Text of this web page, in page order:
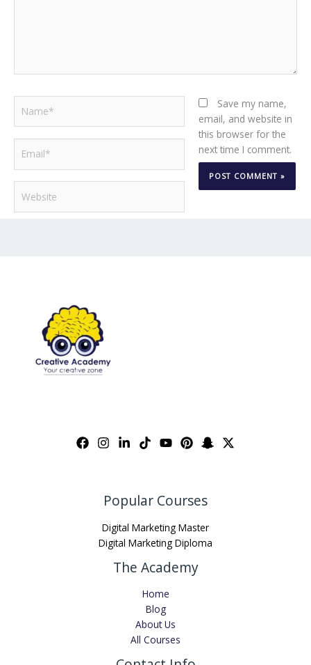
Save my name,
email, and website in
this browser for the
next time I comment.
Popular Courses
Digital Marketing Master
Digital Marketing Diploma
The Academy
Home
Blog
About Us
All Courses